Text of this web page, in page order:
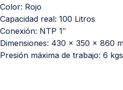
Color: Rojo
Capacidad real: 100 Litros
Conexión: NTP 1″
Dimensiones: 430 x 350 x 860
Presión máxima de trabajo: 6